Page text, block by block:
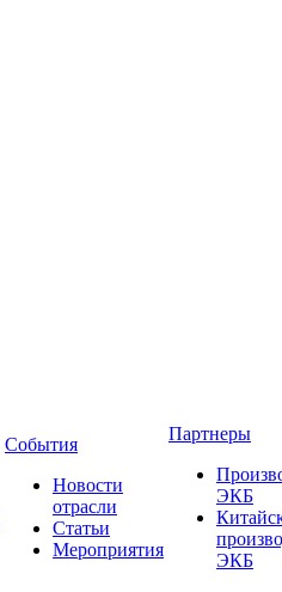
События
Новости
отрасли
Статьи
Мероприятия
Партнеры
ЭКБ
ЭКБ